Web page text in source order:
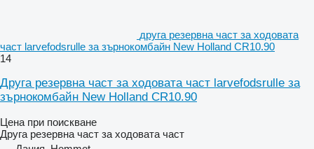
друга резервна част за ходовата
част larvefodsrulle за зърнокомбайн New Holland CR10.90
14
Друга резервна част за ходовата част larvefodsrulle за
зърнокомбайн New Holland CR10.90
Цена при поискване
Друга резервна част за ходовата част